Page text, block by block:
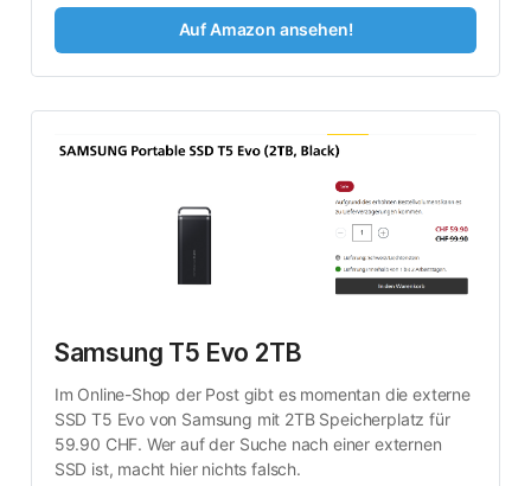
Auf Amazon ansehen!
Samsung T5 Evo 2TB
Im Online-Shop der Post gibt es momentan die externe
SSD T5 Evo von Samsung mit 2TB Speicherplatz für
59.90 CHF. Wer auf der Suche nach einer externen
SSD ist, macht hier nichts falsch.